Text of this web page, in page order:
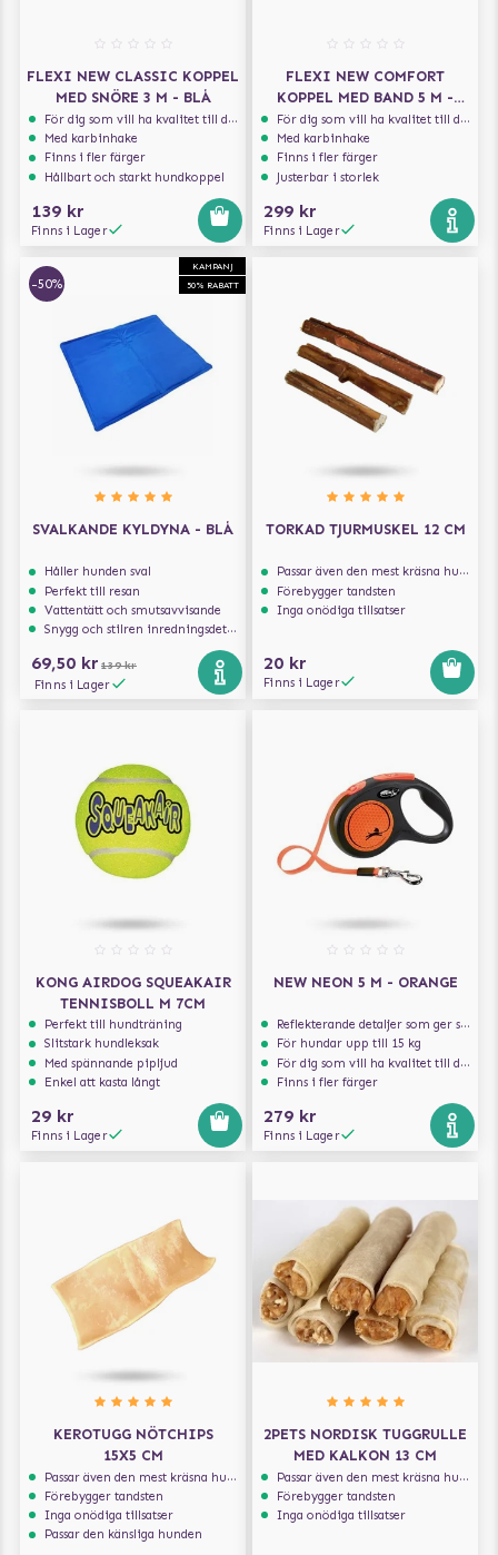
FLEXI NEW CLASSIC KOPPEL
MED SNÖRE 3 M - BLÅ
För dig som vill ha kvalitet till din hund!
Med karbinhake
Finns i fler färger
Hållbart och starkt hundkoppel
139 kr
Finns i Lager
FLEXI NEW COMFORT
KOPPEL MED BAND 5 M -
LJUSBLÅ
För dig som vill ha kvalitet till din hund!
Med karbinhake
Finns i fler färger
Justerbar i storlek
299 kr
Finns i Lager
KAMPANJ
50% RABATT
-50%
SVALKANDE KYLDYNA - BLÅ
Håller hunden sval
Perfekt till resan
Vattentätt och smutsavvisande
Snygg och stilren inredningsdetalj
69,50 kr 139 kr
Finns i Lager
TORKAD TJURMUSKEL 12 CM
Passar även den mest kräsna hunden
Förebygger tandsten
Inga onödiga tillsatser
20 kr
Finns i Lager
KONG AIRDOG SQUEAKAIR
TENNISBOLL M 7CM
Perfekt till hundträning
Slitstark hundleksak
Med spännande pipljud
Enkel att kasta långt
29 kr
Finns i Lager
NEW NEON 5 M - ORANGE
Reflekterande detaljer som ger synlighet i svagt ljus
För hundar upp till 15 kg
För dig som vill ha kvalitet till din hund!
Finns i fler färger
279 kr
Finns i Lager
KEROTUGG NÖTCHIPS
15X5 CM
Passar även den mest kräsna hunden
Förebygger tandsten
Inga onödiga tillsatser
Passar den känsliga hunden
2PETS NORDISK TUGGRULLE
MED KALKON 13 CM
Passar även den mest kräsna hunden
Förebygger tandsten
Inga onödiga tillsatser